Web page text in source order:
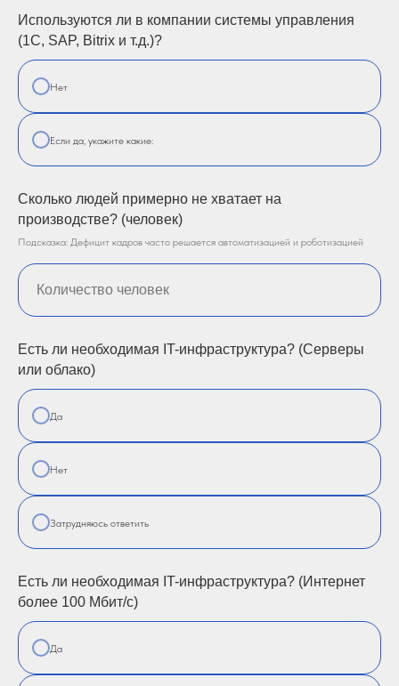
Используются ли в компании системы управления
(1С, SAP, Bitrix и т.д.)?
Нет
Если да, укажите какие:
Сколько людей примерно не хватает на
производстве? (человек)
Подсказка: Дефицит кадров часто решается автоматизацией и роботизацией
Есть ли необходимая IT-инфраструктура? (Серверы
или облако)
Да
Нет
Затрудняюсь ответить
Есть ли необходимая IT-инфраструктура? (Интернет
более 100 Мбит/с)
Да